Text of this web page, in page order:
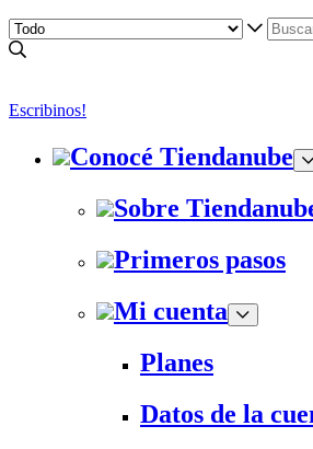
Escribinos!
Conocé Tiendanube
Sobre
Primeros pasos
Mi cuenta
Planes
Datos de la